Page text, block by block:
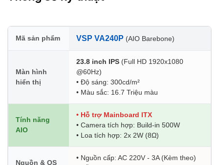
Mã sản phẩm VSP VA240P (AIO Barebone)
Màn hình
hiển thị
23.8 inch IPS (Full HD 1920x1080
@60Hz)
• Độ sáng: 300cd/m²
• Màu sắc: 16.7 Triệu màu
Tính năng
AIO
• Hỗ trợ Mainboard ITX
• Camera tích hợp: Build-in 500W
• Loa tích hợp: 2x 2W (8Ω)
Nguồn & OS
• Nguồn cấp: AC 220V - 3A (Kèm theo)